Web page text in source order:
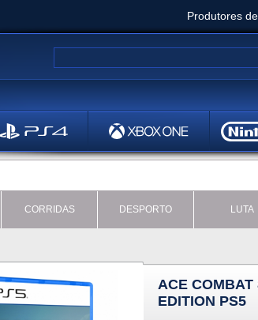
Produtores
Clair Obscur:
CORRIDAS DESPORTO LUTA
ACE COMBAT
EDITION PS5